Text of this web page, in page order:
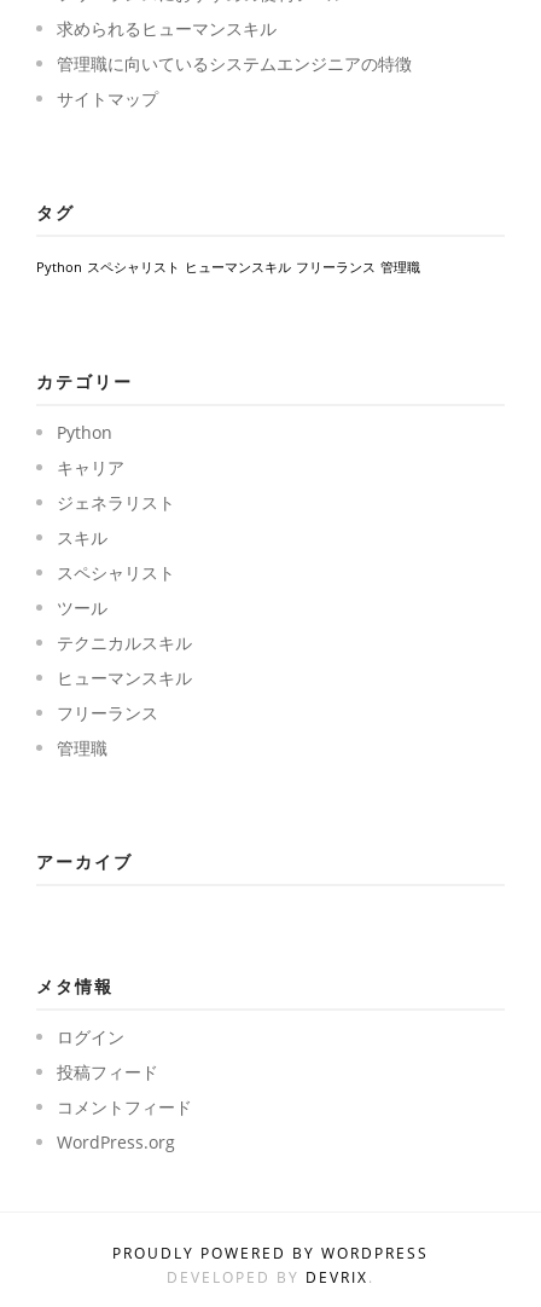
求められるヒューマンスキル
管理職に向いているシステムエンジニアの特徴
サイトマップ
タグ
Python スペシャリスト ヒューマンスキル フリーランス 管理職
カテゴリー
Python
キャリア
ジェネラリスト
スキル
スペシャリスト
ツール
テクニカルスキル
ヒューマンスキル
フリーランス
管理職
アーカイブ
メタ情報
ログイン
投稿フィード
コメントフィード
WordPress.org
PROUDLY POWERED BY WORDPRESS
DEVELOPED BY DEVRIX.